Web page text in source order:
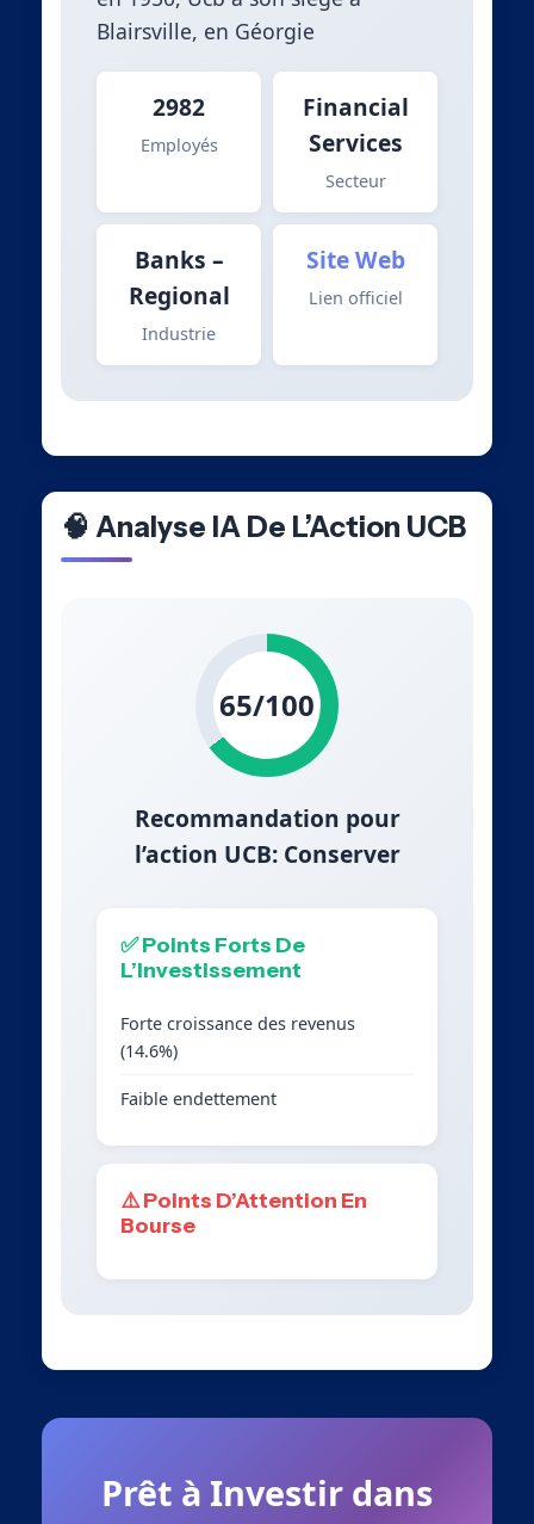
Blairsville, en Géorgie
2982
Employés
Financial
Services
Secteur
Banks –
Regional
Industrie
Site Web
Lien officiel
🧠 Analyse IA De L’Action UCB
65/100
Recommandation pour
l’action UCB: Conserver
✅ Points Forts De
L’Investissement
Forte croissance des revenus
(14.6%)
Faible endettement
⚠️ Points D’Attention En
Bourse
Prêt à Investir dans